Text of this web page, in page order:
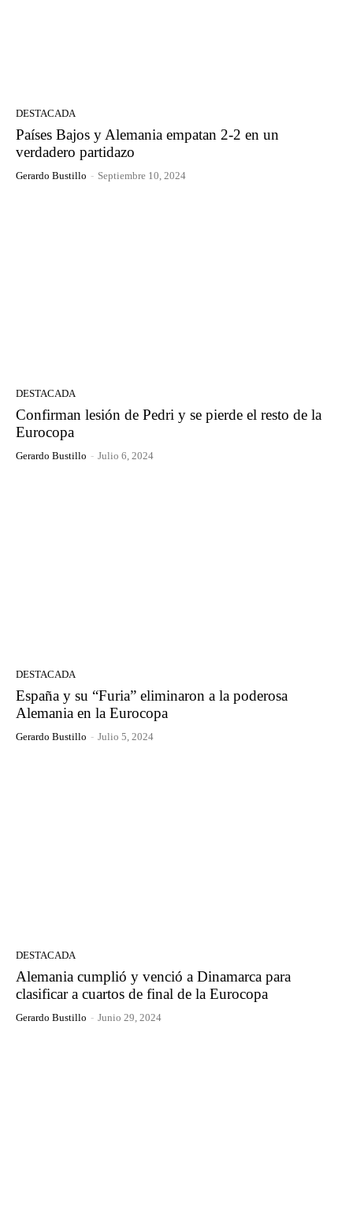
DESTACADA
Países Bajos y Alemania empatan 2-2 en un
verdadero partidazo
Gerardo Bustillo - Septiembre 10, 2024
DESTACADA
Confirman lesión de Pedri y se pierde el resto de la
Eurocopa
Gerardo Bustillo - Julio 6, 2024
DESTACADA
España y su “Furia” eliminaron a la poderosa
Alemania en la Eurocopa
Gerardo Bustillo - Julio 5, 2024
DESTACADA
Alemania cumplió y venció a Dinamarca para
clasificar a cuartos de final de la Eurocopa
Gerardo Bustillo - Junio 29, 2024